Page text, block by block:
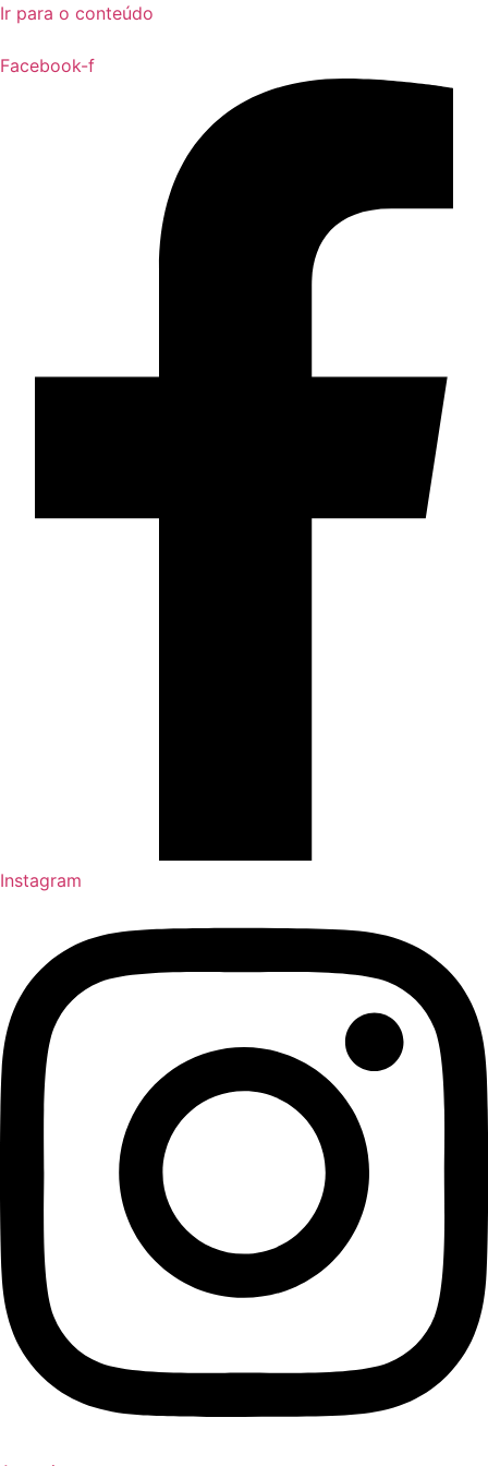
Ir para o conteúdo
Facebook-f
Instagram